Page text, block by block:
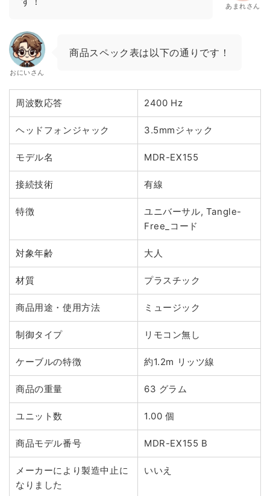
あまれさん
おにいさん
商品スペック表は以下の通りです！
周波数応答 2400 Hz
ヘッドフォンジャック 3.5mmジャック
モデル名 MDR-EX155
接続技術 有線
特徴
ユニバーサル, Tangle-
Free_コード
対象年齢 大人
材質 プラスチック
商品用途・使用方法 ミュージック
制御タイプ リモコン無し
ケーブルの特徴 約1.2m リッツ線
商品の重量 63 グラム
ユニット数 1.00 個
商品モデル番号 MDR-EX155 B
メーカーにより製造中止に
なりました
いいえ